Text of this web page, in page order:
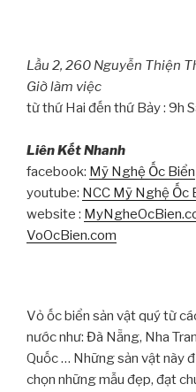
Lầu 2, 260 Nguyễn Thiện
Giờ làm việc
từ thứ Hai đến thứ Bảy : 9h
Liên Kết Nhanh
facebook: Mỹ Nghệ Ốc Biển
youtube: NCC Mỹ Nghệ Ốc
website :
VoOcBien.com
Vỏ ốc biển sản vật quý từ
nước như: Đà Nẵng, Nha
Quốc … Những sản vật này
chọn những mẫu đẹp, đạt